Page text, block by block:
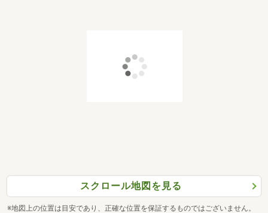
スクロール地図を見る
※地図上の位置は目安であり、正確な位置を保証するものではございません。